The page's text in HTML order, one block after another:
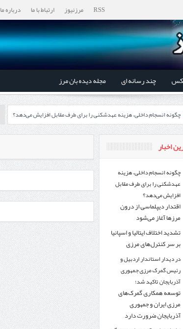
RSS مرزنیوز ارتباط با ما درباره ما
چند رسانه ای مجله دیده بان مرز
چگونه انسجام داخلی، هزینه عهدشکنی را برای طرف مقابل افزایش می‌دهد؟
دیپلماسی از درون مرزها آغاز می‌شود
چابهار، جایی که دریا به زندگی سلام می‌کند
+نکات و فوت وفن‌ها
وزیر میراث فرهنگی، گردشگری و صنایع دستی از استاندار اردبیل
در دیدار استاندار اردبیل و مدیرعامل بانک سینا محقق شد؛
تخصیص ۳۰۰میلیارد تومان برای تکمیل بزرگراه اردبیل-سرچم
شود
اخبار
چگونه انسجام داخلی، هزینه
عهدشکنی را برای طرف مقابل
افزایش می‌دهد؟
اقتدار دیپلماسی از درون
مرزها آغاز می‌شود
تشدید اختلاف ایتالیا و اسپانیا
بر سر کنترل‌های مرزی
در دیدار استاندار اردبیل و
رئیس گمرک مرزی جمهوری
آذربایجان تاکید شد؛
توسعه همکاری گمرک‌های
مرزی ایران و جمهوری
آذربایجان ضرورت دارد